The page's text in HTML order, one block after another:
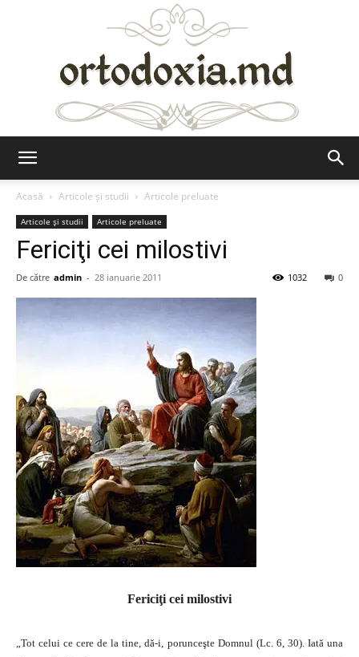
Acasă
Articole şi studii Articole preluate
Articole şi studii Articole preluate
Fericiţi cei milostivi
De către admin - 28 ianuarie 2011 0
1032
Fericiţi cei milostivi
„Tot celui ce cere de la tine, dă-i, porunceşte Domnul (Lc. 6, 30). Iată una